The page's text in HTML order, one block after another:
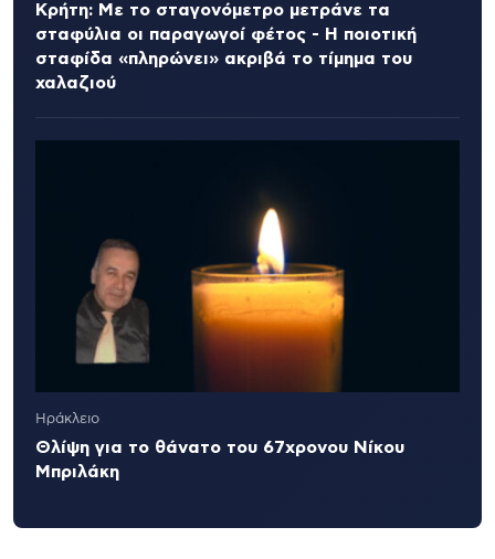
Κρήτη: Με το σταγονόμετρο μετράνε τα
σταφύλια οι παραγωγοί φέτος - Η ποιοτική
σταφίδα «πληρώνει» ακριβά το τίμημα του
χαλαζιού
Ηράκλειο
Θλίψη για το θάνατο του 67χρονου Νίκου
Μπριλάκη